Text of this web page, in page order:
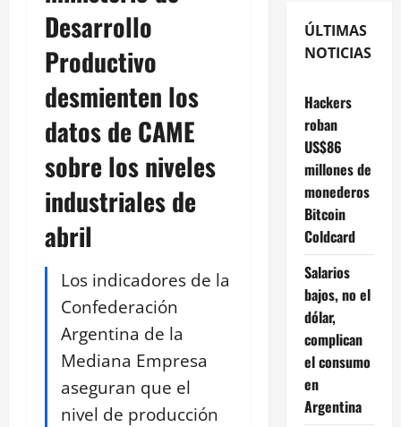
Desarrollo
Productivo
desmienten los
datos de CAME
sobre los niveles
industriales de
abril
Los indicadores de la
Confederación
Argentina de la
Mediana Empresa
aseguran que el
nivel de producción
ÚLTIMAS
NOTICIAS
Hackers
roban
US$86
millones de
monederos
Bitcoin
Coldcard
Salarios
bajos, no el
dólar,
complican
el consumo
en
Argentina